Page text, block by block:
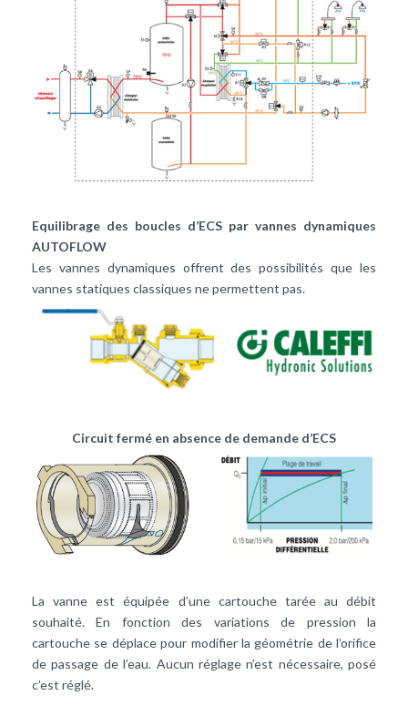
Equilibrage des boucles d’ECS par vannes dynamiques
AUTOFLOW
Les vannes dynamiques offrent des possibilités que les
vannes statiques classiques ne permettent pas.
Circuit fermé en absence de demande d’ECS
La vanne est équipée d’une cartouche tarée au débit
souhaité. En fonction des variations de pression la
cartouche se déplace pour modifier la géométrie de l’orifice
de passage de l’eau. Aucun réglage n’est nécessaire, posé
c’est réglé.